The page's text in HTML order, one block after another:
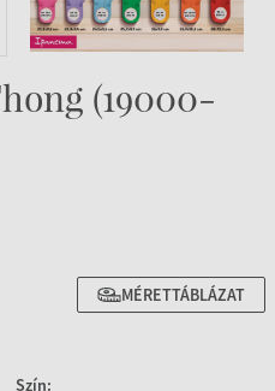
(19000-
MÉRETTÁBLÁZAT
Szín: